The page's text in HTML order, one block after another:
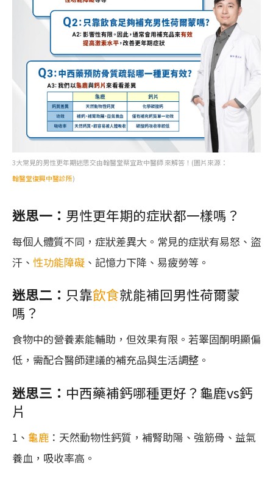
3大常見的男性更年期迷思交由翰醫堂蔡宜政中醫師 來解答！(圖片來源：
翰醫堂復興中醫診所)
迷思一： 男性更年期的症狀都一樣嗎？
每個人體質不同，症狀差異大。常見的症狀有易怒、盜
汗、 性功能障礙 、記憶力下降、易疲勞等。
迷思二： 只靠飲食就能補回男性荷爾蒙
嗎？
食物中的營養素能輔助，但效果有限。若睪固酮明顯偏
低，需配合醫師建議的補充品與生活調整。
迷思三： 中西藥補鈣哪種更好？龜鹿vs鈣
片
1、 龜鹿 ：天然動物性鈣質，補腎助陽、強筋骨、益氣
養血，吸收率高。